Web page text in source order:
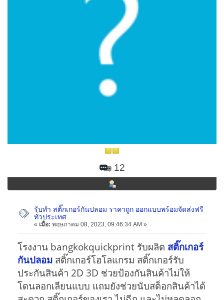
12
รับทำ สติ๊กเกอร์กันปลอม ราคาถูก ออกแบบพร้อมจัดส่งฟรี
ทั่วประเทศ
« เมื่อ: พฤษภาคม 08, 2023, 09:46:34 AM »
โรงงาน bangkokquickprint รับผลิต สติ๊กเกอร์
กันปลอม สติ๊กเกอร์โฮโลแกรม สติ๊กเกอร์รับ
ประกันสินค้า 2D 3D ช่วยป้องกันสินค้าไม่ให้
โดนลอกเลียนแบบ แถมยังช่วยนับสต็อกสินค้าได้